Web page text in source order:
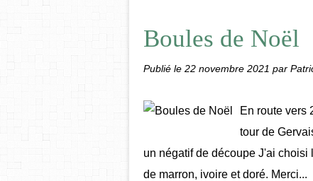
Boules de Noël
Publié le 22 novembre 2021 par
En route vers
tour de
un négatif de découpe J'ai
de marron, ivoire et doré. Merci...